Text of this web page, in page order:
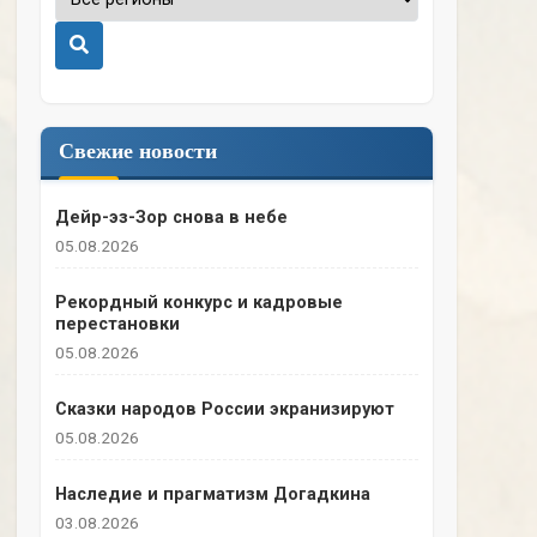
Поиск
Свежие новости
Дейр-эз-Зор снова в небе
05.08.2026
Рекордный конкурс и кадровые
перестановки
05.08.2026
Сказки народов России экранизируют
05.08.2026
Наследие и прагматизм Догадкина
03.08.2026